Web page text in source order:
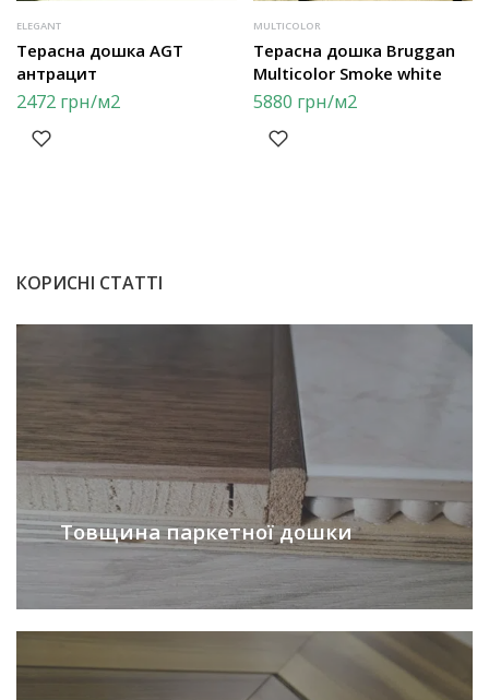
ELEGANT
Терасна дошка AGT
антрацит
2472 грн/м2
MULTICOLOR
Терасна дошка Bruggan
Multicolor Smoke white
5880 грн/м2
КОРИСНІ СТАТТІ
Товщина паркетної дошки